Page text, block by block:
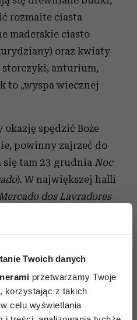
Twoich danych
przetwarzamy Twoje
korzystając z takich
celu wyświetlania
rozmaite ciasta
maderskie ciasto
oraz kwiaty
storczyki, anturium,
to „wyspa wiecznej
okazję spędzić Boże
powinny zajrzeć do
się tam 23 grudnia Noc
). W największej halli
Mercado dos Lavradores
na okolicznych
tutejsze,
i kwiaty. Lokalne
napitki o takich
z cukru trzcinowego